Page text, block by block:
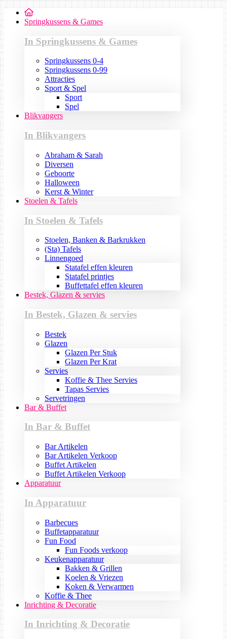
Springkussens & Games
In Springkussens & Games
Springkussens 0-4
Springkussens 0-99
Attracties
Sport & Spel
Sport
Spel
Blikvangers
In Blikvangers
Abraham & Sarah
Diversen
Geboorte
Halloween
Kerst & Winter
Stoelen & Tafels
In Stoelen & Tafels
Stoelen, Banken & Barkrukken
(Sta) Tafels
Linnengoed
Statafel effen kleuren
Statafel printjes
Buffettafel effen kleuren
Bestek, Glazen & servies
In Bestek, Glazen & servies
Bestek
Glazen
Glazen Per Stuk
Glazen Per Krat
Servies
Koffie & Thee Servies
Tapas Servies
Servetringen
Bar & Buffet
In Bar & Buffet
Bar Artikelen
Bar Artikelen Verkoop
Buffet Artikelen
Buffet Artikelen Verkoop
Apparatuur
In Apparatuur
Barbecues
Buffetapparatuur
Fun Food
Fun Foods verkoop
Keukenapparatuur
Bakken & Grillen
Koelen & Vriezen
Koken & Verwarmen
Koffie & Thee
Inrichting & Decoratie
In Inrichting & Decoratie